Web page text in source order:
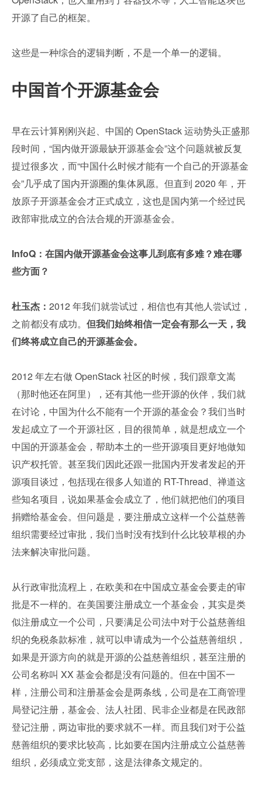
开源了自己的框架。
这些是一种综合的逻辑判断，不是一个单一的逻辑。
中国首个开源基金会
早在云计算刚刚兴起、中国的 OpenStack 运动势头正盛那
段时间，“国内做开源最缺开源基金会”这个问题就被反复
提过很多次，而“中国什么时候才能有一个自己的开源基金
会”几乎成了国内开源圈的集体夙愿。但直到 2020 年，开
放原子开源基金会才正式成立，这也是国内第一个经过民
政部审批成立的合法合规的开源基金会。
InfoQ：在国内做开源基金会这事儿到底有多难？难在哪
些方面？
杜玉杰： 2012 年我们就尝试过，相信也有其他人尝试过，
之前都没有成功。 但我们始终相信一定会有那么一天，我
们终将成立自己的开源基金会。
2012 年左右做 OpenStack 社区的时候，我们跟章文嵩
（那时他还在阿里），还有其他一些开源的伙伴，我们就
在讨论，中国为什么不能有一个开源的基金会？我们当时
发起成立了一个开源社区，目的很简单，就是想成立一个
中国的开源基金会，帮助本土的一些开源项目更好地做知
识产权托管。甚至我们因此还跟一批国内开发者发起的开
源项目谈过，包括现在很多人知道的 RT-Thread、禅道这
些知名项目，说如果基金会成立了，他们就把他们的项目
捐赠给基金会。但问题是，要注册成立这样一个公益慈善
组织需要经过审批，我们当时没有找到什么比较草根的办
法来解决审批问题。
从行政审批流程上，在欧美和在中国成立基金会要走的审
批是不一样的。在美国要注册成立一个基金会，其实是类
似注册成立一个公司，只要满足公司法中对于公益慈善组
织的免税条款标准，就可以申请成为一个公益慈善组织，
如果是开源方向的就是开源的公益慈善组织，甚至注册的
公司名称叫 XX 基金会都是没有问题的。但在中国不一
样，注册公司和注册基金会是两条线，公司是在工商管理
局登记注册，基金会、法人社团、民非企业都是在民政部
登记注册，两边审批的要求就不一样。而且我们对于公益
慈善组织的要求比较高，比如要在国内注册成立公益慈善
组织，必须成立党支部，这是法律条文规定的。